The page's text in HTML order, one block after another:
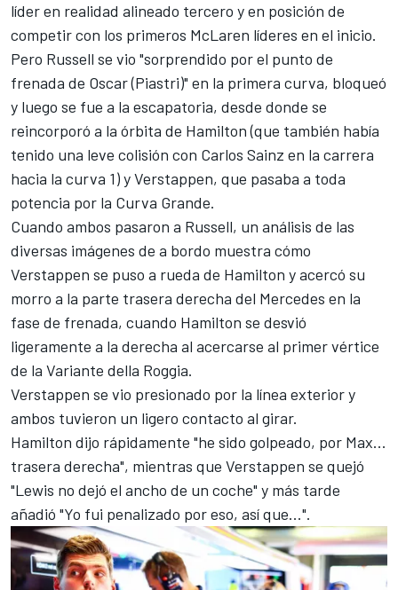
líder en realidad alineado tercero y en posición de
competir con los primeros McLaren líderes en el inicio.
Pero Russell se vio "sorprendido por el punto de
frenada de Oscar (Piastri)" en la primera curva, bloqueó
y luego se fue a la escapatoria, desde donde se
reincorporó a la órbita de Hamilton (que también había
tenido una leve colisión con Carlos Sainz en la carrera
hacia la curva 1) y Verstappen, que pasaba a toda
potencia por la Curva Grande.
Cuando ambos pasaron a Russell, un análisis de las
diversas imágenes de a bordo muestra cómo
Verstappen se puso a rueda de Hamilton y acercó su
morro a la parte trasera derecha del Mercedes en la
fase de frenada, cuando Hamilton se desvió
ligeramente a la derecha al acercarse al primer vértice
de la Variante della Roggia.
Verstappen se vio presionado por la línea exterior y
ambos tuvieron un ligero contacto al girar.
Hamilton dijo rápidamente "he sido golpeado, por Max...
trasera derecha", mientras que Verstappen se quejó
"Lewis no dejó el ancho de un coche" y más tarde
añadió "Yo fui penalizado por eso, así que...".